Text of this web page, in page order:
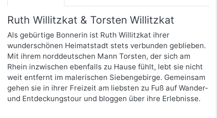
Ruth Willitzkat & Torsten Willitzkat
Als gebürtige Bonnerin ist Ruth Willitzkat ihrer
wunderschönen Heimatstadt stets verbunden geblieben.
Mit ihrem norddeutschen Mann Torsten, der sich am
Rhein inzwischen ebenfalls zu Hause fühlt, lebt sie nicht
weit entfernt im malerischen Siebengebirge. Gemeinsam
gehen sie in ihrer Freizeit am liebsten zu Fuß auf Wander-
und Entdeckungstour und bloggen über ihre Erlebnisse.